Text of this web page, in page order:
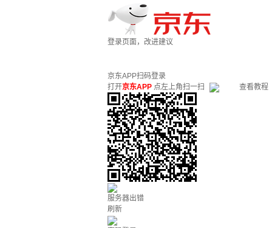
登录页面，改进建议
京东APP扫码登录
打开京东APP 点左上角扫一扫 查看教程
服务器出错
刷新